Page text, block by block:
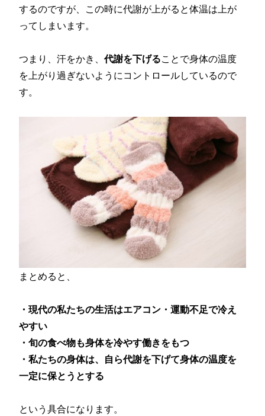
するのですが、この時に代謝が上がると体温は上が
ってしまいます。
つまり、汗をかき、代謝を下げることで身体の温度
を上がり過ぎないようにコントロールしているので
す。
まとめると、
・現代の私たちの生活はエアコン・運動不足で冷え
やすい
・旬の食べ物も身体を冷やす働きをもつ
・私たちの身体は、自ら代謝を下げて身体の温度を
一定に保とうとする
という具合になります。